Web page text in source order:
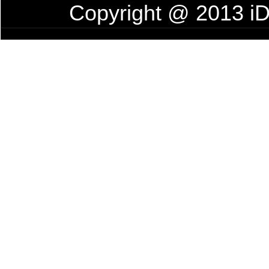
Copyright @ 2013